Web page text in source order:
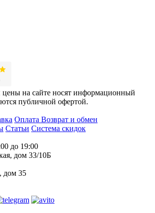
на сайте носят информационный
публичной офертой.
Оплата Возврат и обмен
Статьи Система скидок
до 19:00
дом 33/10Б
дом 35